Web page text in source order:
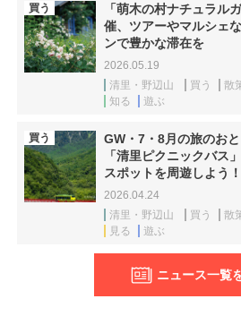
買う
「萌木の村ナチュラル
催、ツアーやマルシェ
ンで豊かな滞在を
2026.05.19
清里・野辺山
買う 散
知る
遊ぶ
買う
GW・7・8月の旅のお
「清里ピクニックバス
スポットを周遊しよう！
2026.04.24
清里・野辺山
買う 散
見る
遊ぶ
ニュース一覧